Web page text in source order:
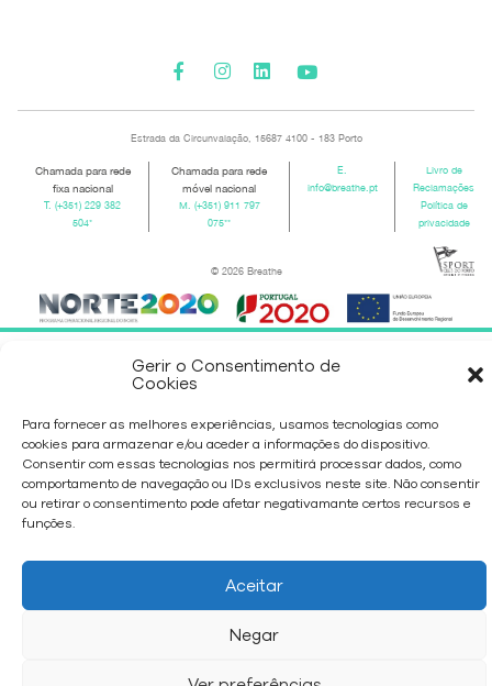
Gerir o Consentimento de
Cookies
Para fornecer as melhores experiências, usamos tecnologias como
cookies para armazenar e/ou aceder a informações do dispositivo.
Consentir com essas tecnologias nos permitirá processar dados, como
comportamento de navegação ou IDs exclusivos neste site. Não consentir
ou retirar o consentimento pode afetar negativamante certos recursos e
funções.
Aceitar
Negar
Estrada da Circunvalação, 15687 4100 - 183 Porto
Chamada para rede
fixa nacional
T.(+351) 229 382
504*
Chamada para rede
móvel nacional
M. (+351) 911 797
075**
E.
info@breathe.pt
Livro de
Reclamações
Política de
privacidade
© 2026 Breathe